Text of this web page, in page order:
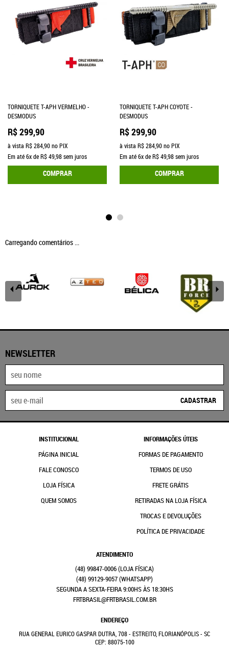
TORNIQUETE T-APH VERMELHO -
DESMODUS
R$ 299,90
à vista R$ 284,90no PIX
Em até6xdeR$ 49,98sem juros
COMPRAR
TORNIQUETE T-APH COYOTE -
DESMODUS
R$ 299,90
à vista R$ 284,90no PIX
Em até6xdeR$ 49,98sem juros
COMPRAR
Carregando comentários ...
NEWSLETTER
CADASTRAR
INSTITUCIONAL
PÁGINA INICIAL
FALE CONOSCO
LOJA FÍSICA
QUEM SOMOS
INFORMAÇÕES ÚTEIS
FORMAS DE PAGAMENTO
TERMOS DE USO
FRETE GRÁTIS
RETIRADAS NA LOJA FÍSICA
TROCAS E DEVOLUÇÕES
POLÍTICA DE PRIVACIDADE
ATENDIMENTO
(48) 99847-0006
(48) 99129-9057(WHATSAPP)
SEGUNDA A SEXTA-FEIRA 9:00HS ÀS 18:30HS
FRTBRASIL@FRTBRASIL.COM.BR
ENDEREÇO
RUA GENERAL EURICO GASPAR DUTRA, 708- ESTREITO, FLORIANÓPOLIS- SC
CEP: 88075-100